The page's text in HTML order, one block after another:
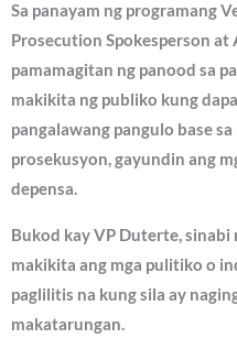
Sa panayam ng programang
Prosecution Spokesperson at
pamamagitan ng panood sa
makikita ng publiko kung
pangalawang pangulo base
prosekusyon, gayundin ang
depensa.
Bukod kay VP Duterte,
makikita ang mga pulitiko o
paglilitis na kung sila ay
makatarungan.